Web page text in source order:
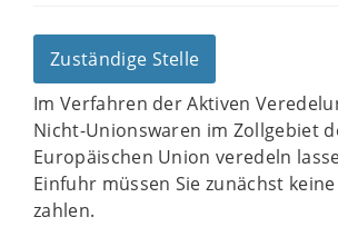
Zuständige Stelle
Im Verfahren der Aktiven
Nicht-Unionswaren im Zollgebiet
Europäischen Union veredeln
Einfuhr müssen Sie zunächst
zahlen.